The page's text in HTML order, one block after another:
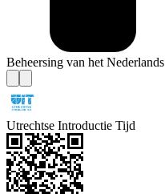
Beheersing van het Nederlands
Utrechtse Introductie Tijd